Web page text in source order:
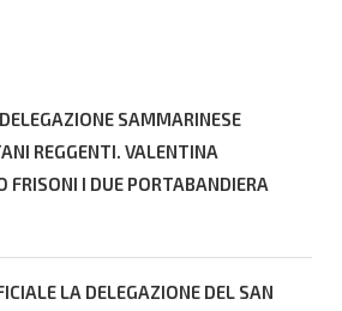
SAMMARINESE
REGGENTI. VALENTINA
FRISONI I DUE PORTABANDIERA
LA DELEGAZIONE DEL SAN